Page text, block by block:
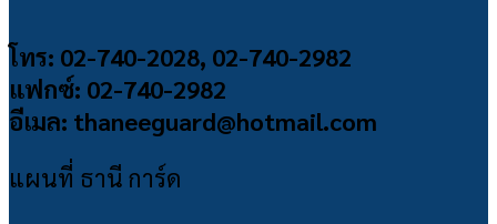
โทร: 02-740-2028, 02-740-2982
แฟกซ์: 02-740-2982
อีเมล: thaneeguard@hotmail.com
แผนที่ ธานี การ์ด